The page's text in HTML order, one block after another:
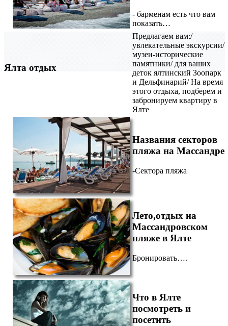
- барменам есть что вам
показать…
Ялта отдых
Предлагаем вам:/
увлекательные экскурсии/
музеи-исторические
памятники/ для ваших
деток ялтинский Зоопарк
и Дельфинарий/ На время
этого отдыха, подберем и
забронируем квартиру в
Ялте
Названия секторов
пляжа на Массандре
-Сектора пляжа
Лето,отдых на
Массандровском
пляже в Ялте
Бронировать….
Что в Ялте
посмотреть и
посетить